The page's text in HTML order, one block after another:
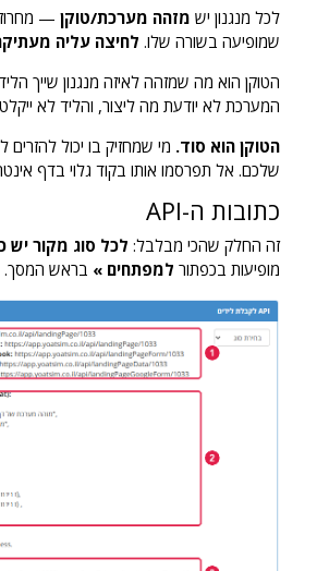
לכל מנגנון יש מזהה מערכת/טוקן—
שמופיעה בשורה שלו. לחיצה עליה
הטוקן הוא מה שמזהה לאיזה מנגנון שייך
המערכת לא יודעת מה ליצור, והליד לא
הטוקן הוא סוד. מי שמחזיק בו יכול להזרים
שלכם. אל תפרסמו אותו בקוד גלוי בדף
כתובות ה-API
זה החלק שהכי מבלבל: לכל סוג מקור יש
מופיעות בכפתור למפתחים » בראש המסך.